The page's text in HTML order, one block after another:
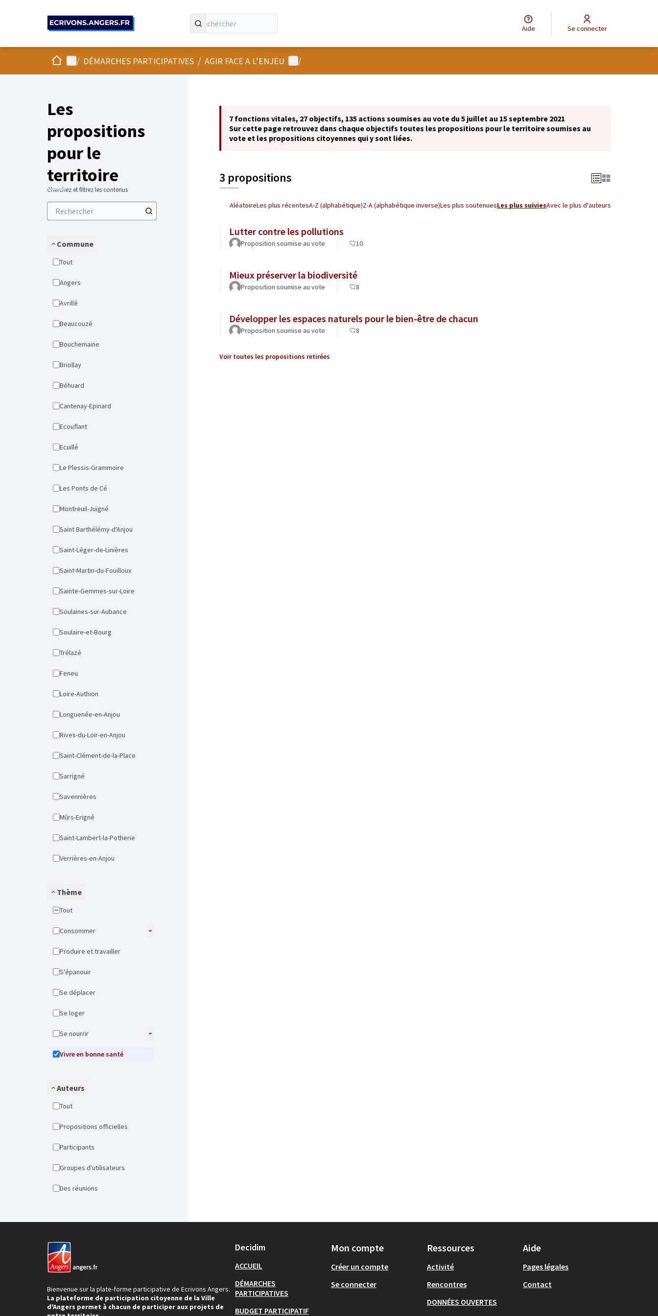
Aide Se connecter
AccueilMenu principal
/ DÉMARCHES PARTICIPATIVES / AGIR FACE A L’ENJEU Menu utilisateur
/
Les
propositions
pour le
territoire
Cherchez et filtrez les contenus
Commune
Tout
Angers
Avrillé
Beaucouzé
Bouchemaine
Briollay
Béhuard
Cantenay-Epinard
Ecouflant
Ecuillé
Le Plessis-Grammoire
Les Ponts de Cé
Montreuil-Juigné
Saint Barthélémy-d'Anjou
Saint-Léger-de-Linières
Saint-Martin-du-Fouilloux
Sainte-Gemmes-sur-Loire
Soulaines-sur-Aubance
Soulaire-et-Bourg
Trélazé
Feneu
Loire-Authion
Longuenée-en-Anjou
Rives-du-Loir-en-Anjou
Saint-Clément-de-la-Place
Sarrigné
Savennières
Mûrs-Erigné
Saint-Lambert-la-Potherie
Verrières-en-Anjou
Thème
Tout
Consommer
Produire et travailler
S'épanouir
Se déplacer
Se loger
Se nourrir
Vivre en bonne santé
Auteurs
Tout
Propositions officielles
Participants
Groupes d'utilisateurs
Des réunions
7 fonctions vitales, 27 objectifs, 135 actions soumises au vote du 5 juillet au 15 septembre 2021
Sur cette page retrouvez dans chaque objectifs toutes les propositions pour le territoire soumises au
vote et les propositions citoyennes qui y sont liées.
3 propositions
AléatoireLes plus récentesA-Z (alphabétique)Z-A (alphabétique inverse)Les plus soutenuesLes plus suiviesAvec le plus d'auteurs
Lutter contre les pollutions
Proposition soumise au vote 10
Mieux préserver la biodiversité
Proposition soumise au vote 8
Développer les espaces naturels pour le bien-être de chacun
Proposition soumise au vote 8
Voir toutes les propositions retirées
Bienvenue sur la plate-forme participative de Ecrivons Angers.
La plateforme de participation citoyenne de la Ville
d'Angers permet à chacun de participer aux projets de
Decidim
ACCUEIL
DÉMARCHES
PARTICIPATIVES
BUDGET PARTICIPATIF
Mon compte
Créer un compte
Se connecter
Ressources
Activité
Rencontres
DONNÉES OUVERTES
Aide
Pages légales
Contact